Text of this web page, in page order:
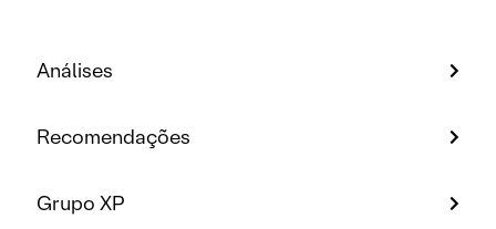
Análises
Recomendações
Grupo XP